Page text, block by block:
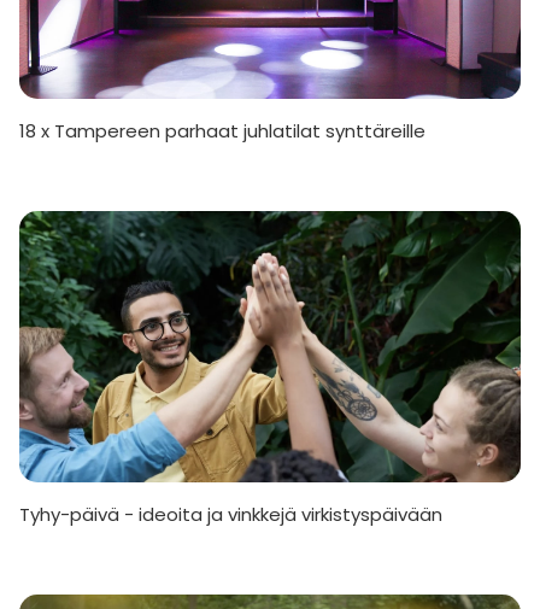
18 x Tampereen parhaat juhlatilat synttäreille
Tyhy-päivä - ideoita ja vinkkejä virkistyspäivään